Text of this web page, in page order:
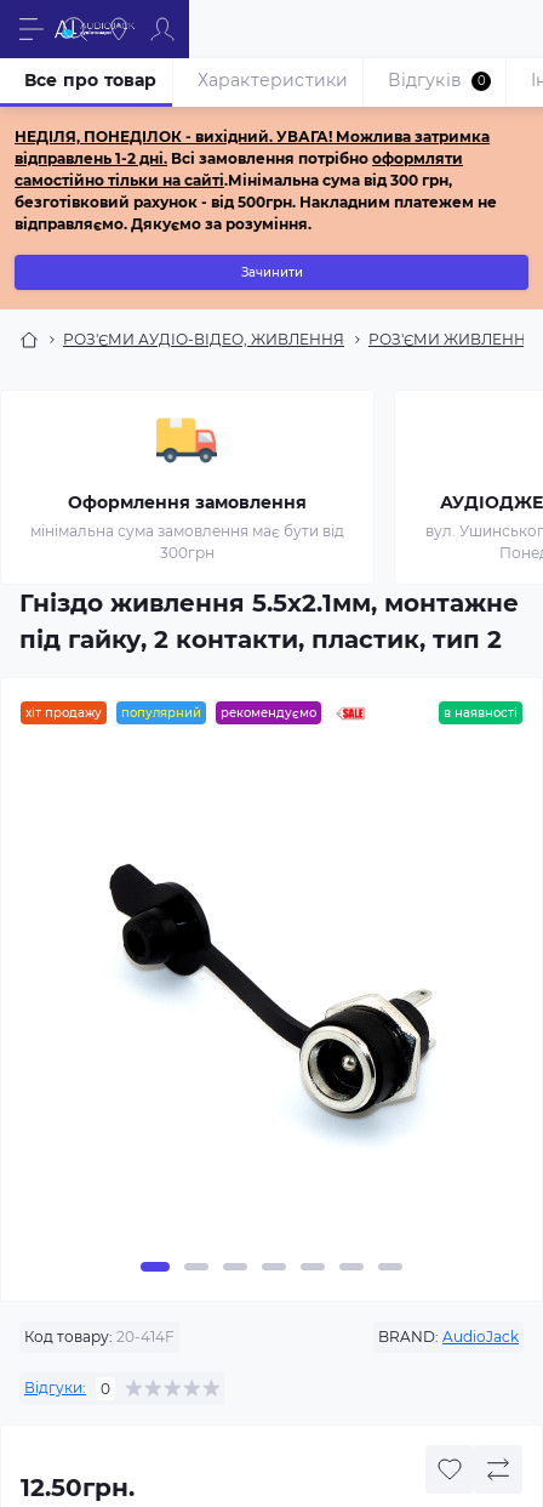
НЕДІЛЯ, ПОНЕДІЛОК - вихідний. УВАГА! Можлива затримка
відправлень 1-2 дні. Всі замовлення потрібно оформляти
самостійно тільки на сайті.Мінімальна сума від 300 грн,
безготівковий рахунок - від 500грн. Накладним платежем не
відправляємо. Дякуємо за розуміння.
Зачинити
РОЗ'ЄМИ АУДІО-ВІДЕО, ЖИВЛЕННЯ РОЗ'ЄМИ ЖИВЛЕННЯ
Оформлення замовлення
мінімальна сума замовлення має бути від
300грн
вул.
Гніздо живлення 5.5x2.1мм, монтажне
під гайку, 2 контакти, пластик, тип 2
Все про товар Характеристики Відгуків 0
хіт продажу популярний рекомендуємо в наявності
Код товару: 20-414F BRAND: AudioJack
Відгуки: 0
12.50грн.